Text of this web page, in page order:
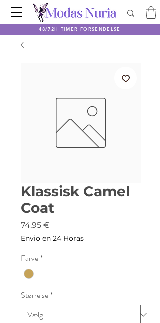
48/72H TIMER FORSENDELSE
Klassisk Camel
Coat
74,95 €
Envio en 24 Horas
Farve*
Størrelse*